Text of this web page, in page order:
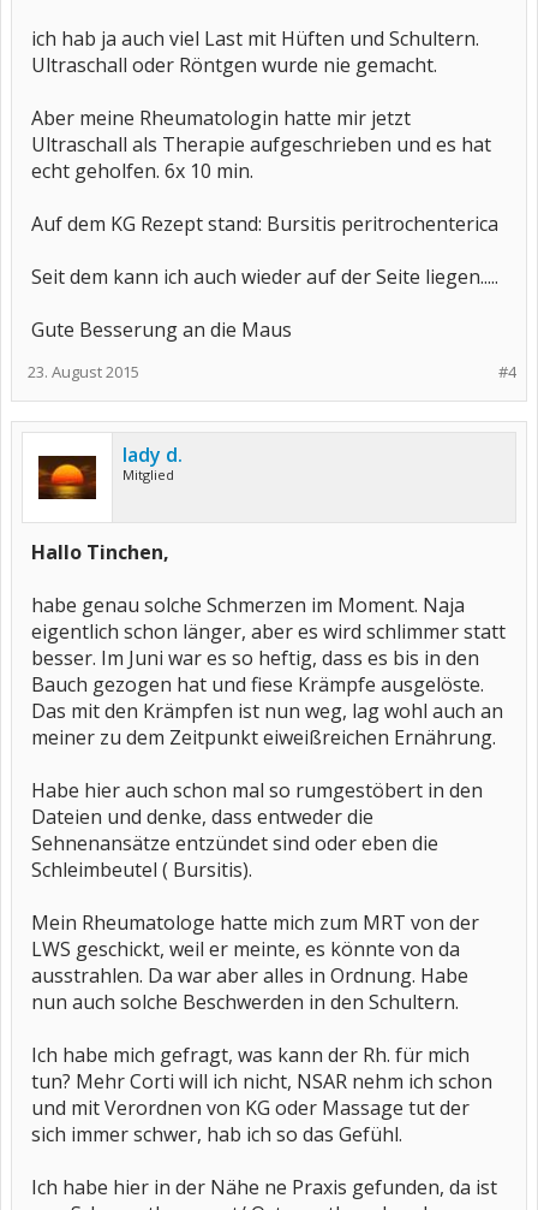
ich hab ja auch viel Last mit Hüften und Schultern.
Ultraschall oder Röntgen wurde nie gemacht.
Aber meine Rheumatologin hatte mir jetzt
Ultraschall als Therapie aufgeschrieben und es hat
echt geholfen. 6x 10 min.
Auf dem KG Rezept stand: Bursitis peritrochenterica
Seit dem kann ich auch wieder auf der Seite liegen.....
Gute Besserung an die Maus
#4
23. August 2015
lady d.
Mitglied
Hallo Tinchen,
habe genau solche Schmerzen im Moment. Naja
eigentlich schon länger, aber es wird schlimmer statt
besser. Im Juni war es so heftig, dass es bis in den
Bauch gezogen hat und fiese Krämpfe ausgelöste.
Das mit den Krämpfen ist nun weg, lag wohl auch an
meiner zu dem Zeitpunkt eiweißreichen Ernährung.
Habe hier auch schon mal so rumgestöbert in den
Dateien und denke, dass entweder die
Sehnenansätze entzündet sind oder eben die
Schleimbeutel ( Bursitis).
Mein Rheumatologe hatte mich zum MRT von der
LWS geschickt, weil er meinte, es könnte von da
ausstrahlen. Da war aber alles in Ordnung. Habe
nun auch solche Beschwerden in den Schultern.
Ich habe mich gefragt, was kann der Rh. für mich
tun? Mehr Corti will ich nicht, NSAR nehm ich schon
und mit Verordnen von KG oder Massage tut der
sich immer schwer, hab ich so das Gefühl.
Ich habe hier in der Nähe ne Praxis gefunden, da ist